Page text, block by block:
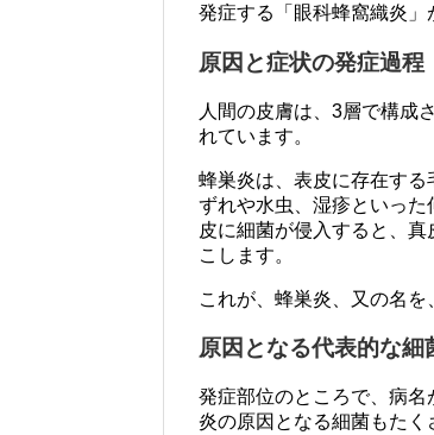
発症する「眼科蜂窩織炎」
原因と症状の発症過程
人間の皮膚は、3層で構成
れています。
蜂巣炎は、表皮に存在す
ずれや水虫、湿疹といっ
皮に細菌が侵入すると、
こします。
これが、蜂巣炎、又の名を
原因となる代表的な細
発症部位のところで、病
炎の原因となる細菌もたく